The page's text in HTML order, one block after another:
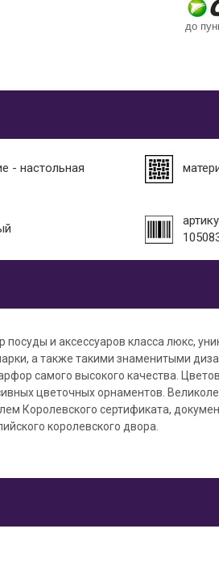
до
- настольная
посуды и аксессуаров класса люкс,
а также такими знаменитыми
самого высокого качества.
цветочных орнаментов.
Королевского сертификата,
королевского двора.